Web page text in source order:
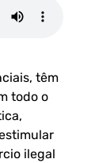
têm
todo o
ilegal